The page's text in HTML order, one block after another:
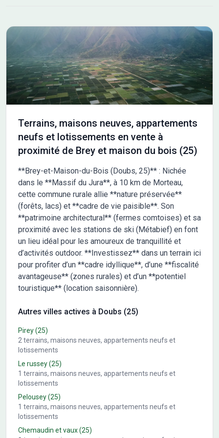
Terrains, maisons neuves, appartements
neufs et lotissements en vente à
proximité de Brey et maison du bois (25)
**Brey-et-Maison-du-Bois (Doubs, 25)** : Nichée
dans le **Massif du Jura**, à 10 km de Morteau,
cette commune rurale allie **nature préservée**
(forêts, lacs) et **cadre de vie paisible**. Son
**patrimoine architectural** (fermes comtoises) et sa
proximité avec les stations de ski (Métabief) en font
un lieu idéal pour les amoureux de tranquillité et
d’activités outdoor. **Investissez** dans un terrain ici
pour profiter d’un **cadre idyllique**, d’une **fiscalité
avantageuse** (zones rurales) et d’un **potentiel
touristique** (location saisonnière).
Autres villes actives à Doubs (25)
Pirey(25)
2terrains, maisons neuves, appartements neufs et
lotissements
Le russey(25)
1 terrains, maisons neuves, appartements neufs et
lotissements
Pelousey(25)
1 terrains, maisons neuves, appartements neufs et
lotissements
Chemaudin et vaux(25)